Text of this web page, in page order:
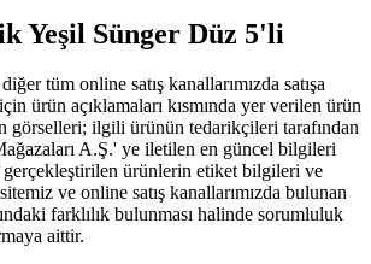
Yeşil Sünger Düz 5'li
tüm online satış kanallarımızda satışa
ürün açıklamaları kısmında yer verilen ürün
görselleri; ilgili ürünün tedarikçileri tarafından
A.Ş.' ye iletilen en güncel bilgileri
ürünlerin etiket bilgileri ve
ve online satış kanallarımızda bulunan
farklılık bulunması halinde sorumluluk
aittir.